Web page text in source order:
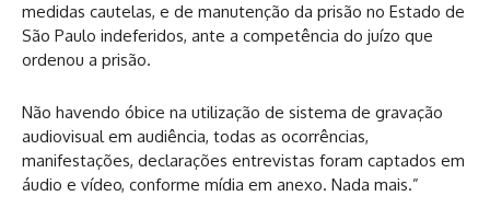
medidas cautelas, e de manutenção da prisão no Estado de
São Paulo indeferidos, ante a competência do juízo que
ordenou a prisão.
Não havendo óbice na utilização de sistema de gravação
audiovisual em audiência, todas as ocorrências,
manifestações, declarações entrevistas foram captados em
áudio e vídeo, conforme mídia em anexo. Nada mais.”